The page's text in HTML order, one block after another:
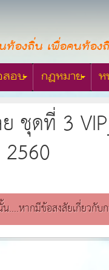
ท้องถิ่น เพื่อคนท้อง
อบ กฎหมาย ห
ชุดที่ 3
หากมีข้อสงสัยเกี่ยวกั